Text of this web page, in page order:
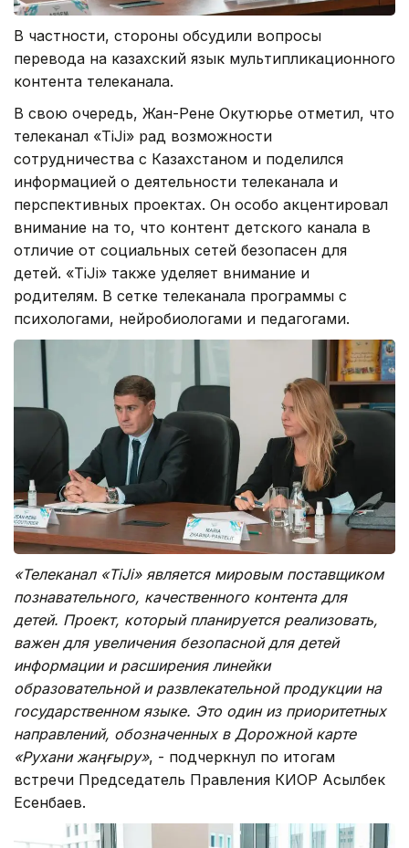
В частности, стороны обсудили вопросы
перевода на казахский язык мультипликационного
контента телеканала.
В свою очередь, Жан-Рене Окутюрье отметил, что
телеканал «TiJi» рад возможности
сотрудничества с Казахстаном и поделился
информацией о деятельности телеканала и
перспективных проектах. Он особо акцентировал
внимание на то, что контент детского канала в
отличие от социальных сетей безопасен для
детей. «TiJi» также уделяет внимание и
родителям. В сетке телеканала программы с
психологами, нейробиологами и педагогами.
«Телеканал «TiJi» является мировым поставщиком
познавательного, качественного контента для
детей. Проект, который планируется реализовать,
важен для увеличения безопасной для детей
информации и расширения линейки
образовательной и развлекательной продукции на
государственном языке. Это один из приоритетных
направлений, обозначенных в Дорожной карте
«Рухани жаңғыру», - подчеркнул по итогам
встречи Председатель Правления КИОР Асылбек
Есенбаев.